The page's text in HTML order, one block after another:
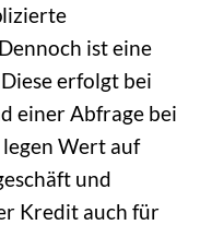
ist eine
erfolgt bei
einer Abfrage bei
Wert auf
und
Kredit auch für